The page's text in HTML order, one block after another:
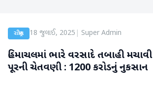
રાષ્ટ્રીય 18 જુલાઈ, 2025 Super Admin
હિમાચલમાં ભારે વરસાદે તબાહી
પૂરની ચેતવણી : 1200 કરોડનું નુકસાન